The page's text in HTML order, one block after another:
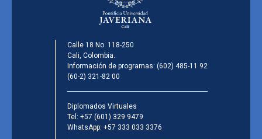
Calle 18 No. 118-250
Cali, Colombia.
Información de programas: (602) 485-11 92
(60-2) 321-82 00
Diplomados Virtuales
Tel: +57 (601) 329 9479
WhatsApp: +57 333 033 3376